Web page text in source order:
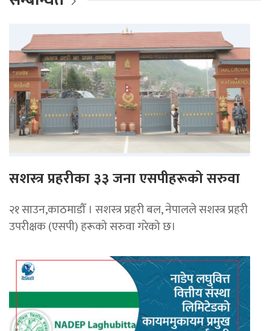
सशस्त्र प्रहरीका ३३ जना एसपीहरूको सरुवा
२१ साउन,काठमाडौँ । सशस्त्र प्रहरी बल, नेपालले सशस्त्र प्रहरी
उपरीक्षक (एसपी) हरूको सरुवा गरेको छ।